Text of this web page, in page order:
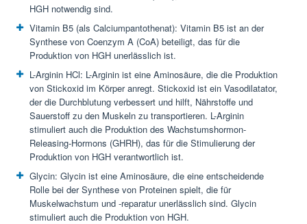
HGH notwendig sind.
Vitamin B5 (als Calciumpantothenat): Vitamin B5 ist an der
Synthese von Coenzym A (CoA) beteiligt, das für die
Produktion von HGH unerlässlich ist.
L-Arginin HCl: L-Arginin ist eine Aminosäure, die die Produktion
von Stickoxid im Körper anregt. Stickoxid ist ein Vasodilatator,
der die Durchblutung verbessert und hilft, Nährstoffe und
Sauerstoff zu den Muskeln zu transportieren. L-Arginin
stimuliert auch die Produktion des Wachstumshormon-
Releasing-Hormons (GHRH), das für die Stimulierung der
Produktion von HGH verantwortlich ist.
Glycin: Glycin ist eine Aminosäure, die eine entscheidende
Rolle bei der Synthese von Proteinen spielt, die für
Muskelwachstum und -reparatur unerlässlich sind. Glycin
stimuliert auch die Produktion von HGH.